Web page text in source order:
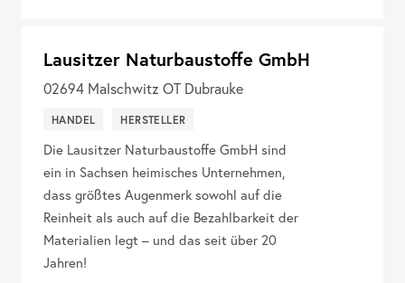
Lausitzer Naturbaustoffe GmbH
02694 Malschwitz OT Dubrauke
HANDEL HERSTELLER
Die Lausitzer Naturbaustoffe GmbH sind
ein in Sachsen heimisches Unternehmen,
dass größtes Augenmerk sowohl auf die
Reinheit als auch auf die Bezahlbarkeit der
Materialien legt – und das seit über 20
Jahren!